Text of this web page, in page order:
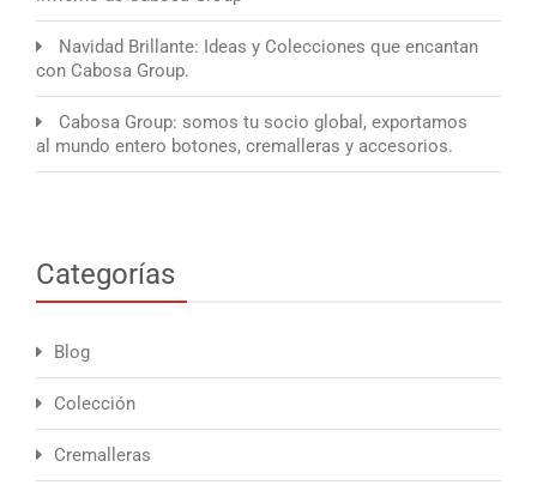
Navidad Brillante: Ideas y Colecciones que encantan
con Cabosa Group.
Cabosa Group: somos tu socio global, exportamos
al mundo entero botones, cremalleras y accesorios.
Categorías
Blog
Colección
Cremalleras